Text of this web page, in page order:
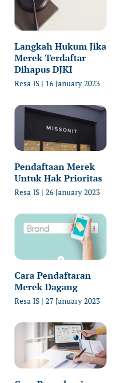
Langkah Hukum Jika
Merek Terdaftar
Dihapus DJKI
Resa IS 16 January 2023
Pendaftaan Merek
Untuk Hak Prioritas
Resa IS 26 January 2023
Cara Pendaftaran
Merek Dagang
Resa IS 27 January 2023